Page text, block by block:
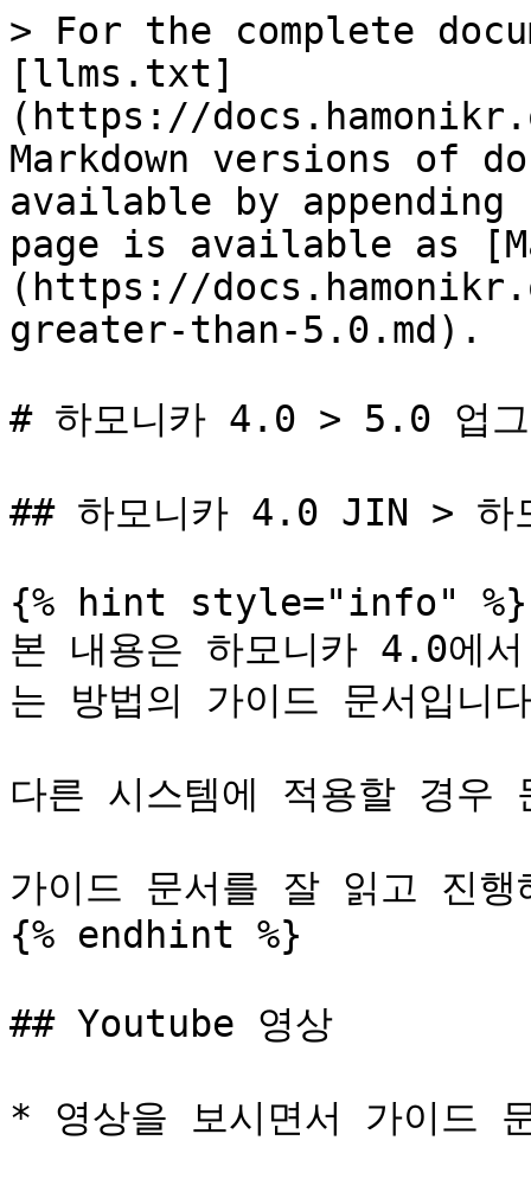
> For the complete
[llms.txt]
(https://
Markdown versions of
available by
page is available as
(https://
greater-than-5.0.md).
# 하모니카 4.0 > 5.0 업그
## 하모니카 4.0 JIN > 하
{% hint style="info" %}
본 내용은 하모니카 4.0에
는 방법의 가이드 문서입니
다른 시스템에 적용할 경우
가이드 문서를 잘 읽고 진행
{% endhint %}
## Youtube 영상
* 영상을 보시면서 가이드